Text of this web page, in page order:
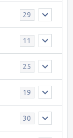
29
11
25
19
30